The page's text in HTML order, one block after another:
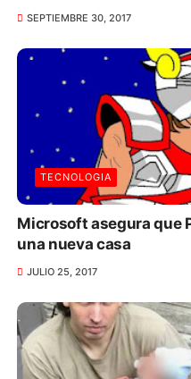
SEPTIEMBRE 30, 2017
TECNOLOGIA
Microsoft asegura que
una nueva casa
JULIO 25, 2017